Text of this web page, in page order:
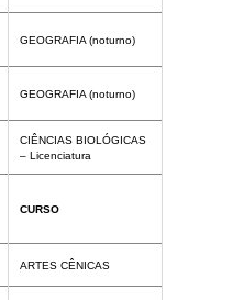
GEOGRAFIA (noturno)
GEOGRAFIA (noturno)
CIÊNCIAS BIOLÓGICAS
– Licenciatura
CURSO
ARTES CÊNICAS